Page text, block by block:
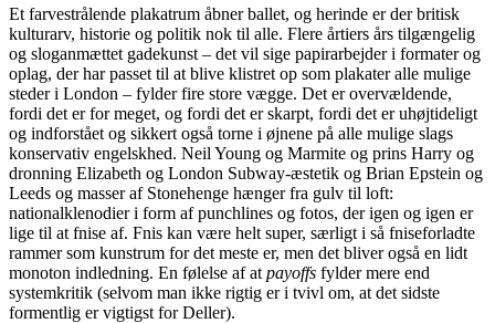
Et farvestrålende plakatrum åbner ballet, og herinde er der britisk
kulturarv, historie og politik nok til alle. Flere årtiers års tilgængelig
og sloganmættet gadekunst – det vil sige papirarbejder i formater og
oplag, der har passet til at blive klistret op som plakater alle mulige
steder i London – fylder fire store vægge. Det er overvældende,
fordi det er for meget, og fordi det er skarpt, fordi det er uhøjtideligt
og indforstået og sikkert også torne i øjnene på alle mulige slags
konservativ engelskhed. Neil Young og Marmite og prins Harry og
dronning Elizabeth og London Subway-æstetik og Brian Epstein og
Leeds og masser af Stonehenge hænger fra gulv til loft:
nationalklenodier i form af punchlines og fotos, der igen og igen er
lige til at fnise af. Fnis kan være helt super, særligt i så fniseforladte
rammer som kunstrum for det meste er, men det bliver også en lidt
monoton indledning. En følelse af at payoffs fylder mere end
systemkritik (selvom man ikke rigtig er i tvivl om, at det sidste
formentlig er vigtigst for Deller).